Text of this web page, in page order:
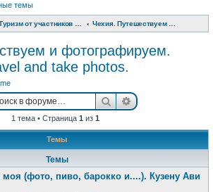
темы
и фотографируем.
and take photos.
ПоискРасширенный
1 тема • Страница 1 из 1
Темы
Темы
(фото, пиво, барокко и....). Кузену Ави